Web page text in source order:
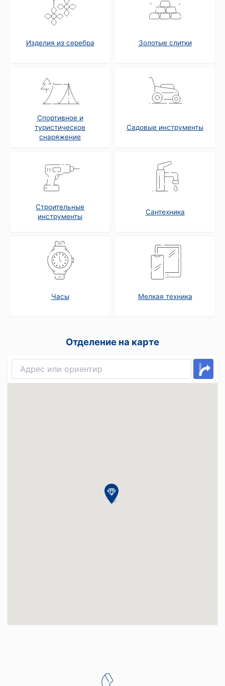
Изделия из серебра Золотые слитки
Спортивное и
туристическое
снаряжение
Садовые инструменты
Строительные
инструменты
Сантехника
Часы Мелкая техника
Отделение на карте